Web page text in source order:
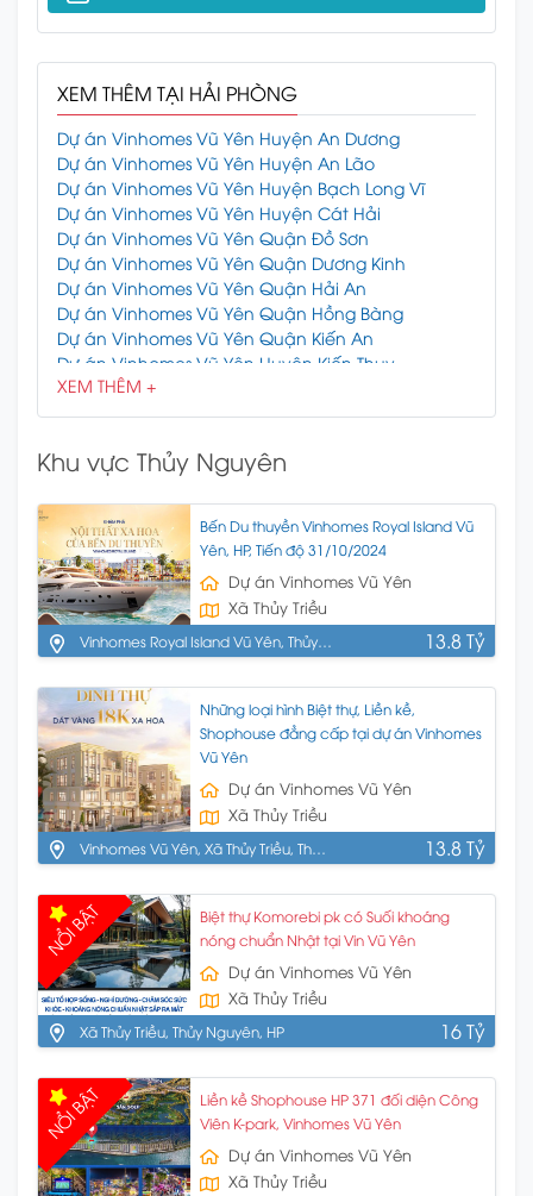
XEM THÊM TẠI HẢI PHÒNG
Dự án Vinhomes Vũ Yên Huyện An Dương
Dự án Vinhomes Vũ Yên Huyện An Lão
Dự án Vinhomes Vũ Yên Huyện Bạch Long Vĩ
Dự án Vinhomes Vũ Yên Huyện Cát Hải
Dự án Vinhomes Vũ Yên Quận Đồ Sơn
Dự án Vinhomes Vũ Yên Quận Dương Kinh
Dự án Vinhomes Vũ Yên Quận Hải An
Dự án Vinhomes Vũ Yên Quận Hồng Bàng
Dự án Vinhomes Vũ Yên Quận Kiến An
Dự án Vinhomes Vũ Yên Huyện Kiến Thụy
Dự án Vinhomes Vũ Yên Quận Lê Chân
Dự án Vinhomes Vũ Yên Quận Ngô Quyền
Dự án Vinhomes Vũ Yên Huyện Tiên Lãng
XEM THÊM +
Khu vực Thủy Nguyên
Bến Du thuyền Vinhomes Royal Island Vũ
Yên, HP, Tiến độ 31/10/2024
Dự án Vinhomes Vũ Yên
Xã Thủy Triều
Vinhomes Royal Island Vũ Yên, Thủy
13.8 Tỷ
Những loại hình Biệt thự, Liền kề,
Shophouse đẳng cấp tại dự án Vinhomes
Vũ Yên
Dự án Vinhomes Vũ Yên
Xã Thủy Triều
Vinhomes Vũ Yên, Xã Thủy Triều, Thủy
13.8 Tỷ
NỔI BẬT
Biệt thự Komorebi pk có Suối khoáng
nóng chuẩn Nhật tại Vin Vũ Yên
Dự án Vinhomes Vũ Yên
Xã Thủy Triều
Xã Thủy Triều, Thủy Nguyên, HP
16 Tỷ
NỔI BẬT
Liền kề Shophouse HP 371 đối diện Công
Viên K-park, Vinhomes Vũ Yên
Dự án Vinhomes Vũ Yên
Xã Thủy Triều